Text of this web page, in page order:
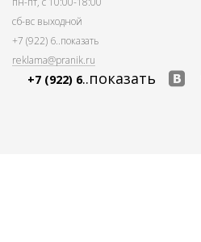
сб-вс выходной
+7 (922) 6..показать
reklama@pranik.ru
+7 (922) 6..показать